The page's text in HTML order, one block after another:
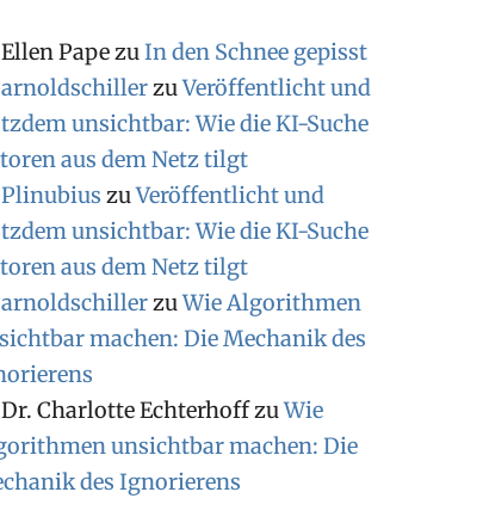
Ellen PapezuIn den Schnee gepisst
arnoldschillerzuVeröffentlicht und
unsichtbar: Wie die KI-Suche
aus dem Netz tilgt
Plinubius zuVeröffentlicht und
unsichtbar: Wie die KI-Suche
aus dem Netz tilgt
arnoldschillerzuWie Algorithmen
machen: Die Mechanik des
Dr. Charlotte EchterhoffzuWie
unsichtbar machen: Die
des Ignorierens